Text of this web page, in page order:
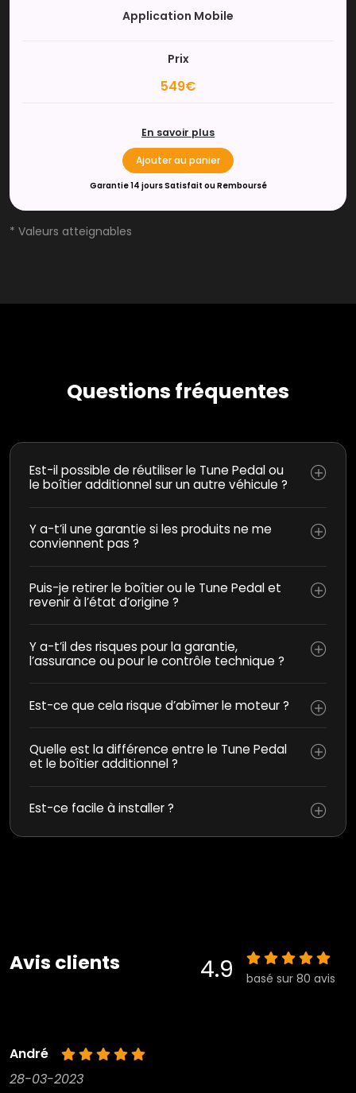
Application Mobile
Prix
549€
En savoir plus
Ajouter au panier
Garantie 14 jours Satisfait ou Remboursé
* Valeurs atteignables
Questions fréquentes
Est-il possible de réutiliser le Tune Pedal ou
le boîtier additionnel sur un autre véhicule ?
Y a-t’il une garantie si les produits ne me
conviennent pas ?
Puis-je retirer le boîtier ou le Tune Pedal et
revenir à l’état d’origine ?
Y a-t’il des risques pour la garantie,
l’assurance ou pour le contrôle technique ?
Est-ce que cela risque d’abîmer le moteur ?
Quelle est la différence entre le Tune Pedal
et le boîtier additionnel ?
Est-ce facile à installer ?
Avis clients 4.9 basé sur 80 avis
André
28-03-2023